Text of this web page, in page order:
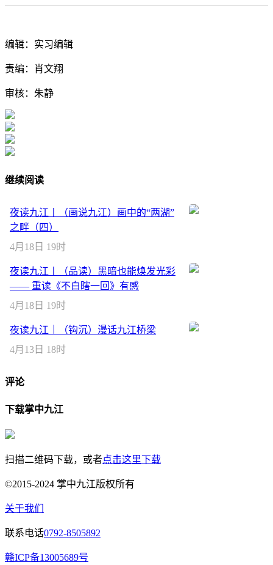
编辑：实习编辑
责编：肖文翔
审核：朱静
继续阅读
夜读九江丨（画说九江）画中的“两湖”
之畔（四）
4月18日 19时
夜读九江丨（品读）黑暗也能焕发光彩
—— 重读《不白瞎一回》有感
4月18日 19时
夜读九江｜（钩沉）漫话九江桥梁
4月13日 18时
评论
下载掌中九江
扫描二维码下载，或者点击这里下载
©2015-2024 掌中九江版权所有
关于我们
联系电话0792-8505892
赣ICP备13005689号